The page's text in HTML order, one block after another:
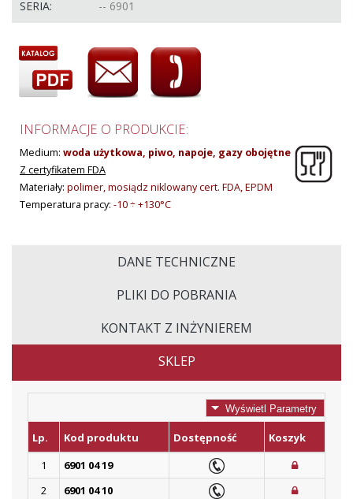
SERIA:
-- 6901
INFORMACJE O PRODUKCIE:
Medium: woda użytkowa, piwo, napoje, gazy obojętne
Z certyfikatem FDA
Materiały: polimer,mosiądz niklowany cert. FDA, EPDM
Temperatura pracy: -10 ÷ +130°C
DANE TECHNICZNE
PLIKI DO POBRANIA
KONTAKT Z INŻYNIEREM
SKLEP
Wyświetl Parametry
Lp. Kod produktu Dostępność
Koszyk
1
6901 04 19
2
6901 04 10